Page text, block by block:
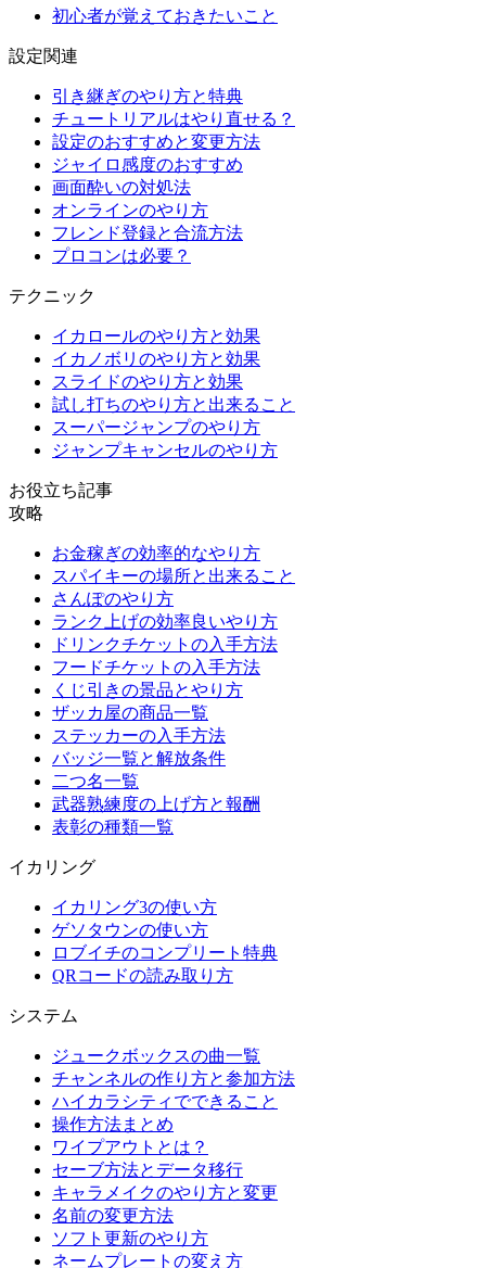
初心者が覚えておきたいこと
設定関連
引き継ぎのやり方と特典
チュートリアルはやり直せる？
設定のおすすめと変更方法
ジャイロ感度のおすすめ
画面酔いの対処法
オンラインのやり方
フレンド登録と合流方法
プロコンは必要？
テクニック
イカロールのやり方と効果
イカノボリのやり方と効果
スライドのやり方と効果
試し打ちのやり方と出来ること
スーパージャンプのやり方
ジャンプキャンセルのやり方
お役立ち記事
攻略
お金稼ぎの効率的なやり方
スパイキーの場所と出来ること
さんぽのやり方
ランク上げの効率良いやり方
ドリンクチケットの入手方法
フードチケットの入手方法
くじ引きの景品とやり方
ザッカ屋の商品一覧
ステッカーの入手方法
バッジ一覧と解放条件
二つ名一覧
武器熟練度の上げ方と報酬
表彰の種類一覧
イカリング
イカリング3の使い方
ゲソタウンの使い方
ロブイチのコンプリート特典
QRコードの読み取り方
システム
ジュークボックスの曲一覧
チャンネルの作り方と参加方法
ハイカラシティでできること
操作方法まとめ
ワイプアウトとは？
セーブ方法とデータ移行
キャラメイクのやり方と変更
名前の変更方法
ソフト更新のやり方
ネームプレートの変え方